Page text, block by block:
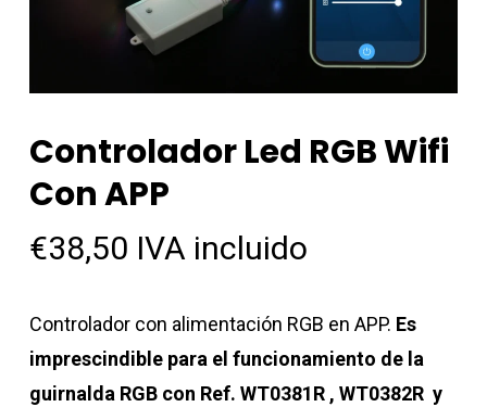
Controlador Led RGB Wifi
Con APP
€38,50 IVA incluido
Controlador con alimentación RGB en APP. Es
imprescindible para el funcionamiento de la
guirnalda RGB con Ref. WT0381R , WT0382R y